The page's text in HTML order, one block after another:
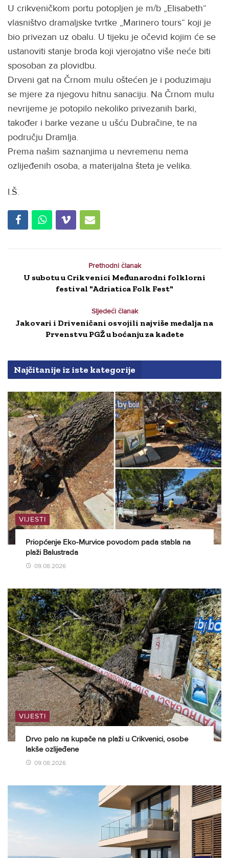
U crikveničkom portu potopljen je m/b „Elisabeth“
vlasništvo dramaljske tvrtke „Marinero tours“ koji je
bio privezan uz obalu. U tijeku je očevid kojim će se
ustanoviti stanje broda koji vjerojatno više neće biti
sposoban za plovidbu.
Drveni gat na Črnom mulu oštećen je i poduzimaju
se mjere za njegovu hitnu sanaciju. Na Črnom mulu
nevrijeme je potopilo nekoliko privezanih barki,
također i barke vezane u ušću Dubračine, te na
području Dramlja.
Prema našim saznanjima u nevremenu nema
ozlijeđenih osoba, a materijalna šteta je velika.
I.Š.
Prethodni članak
U subotu u Crikvenici Međunarodni folklorni
festival "Adriatica Folk Fest"
Sljedeći članak
Jakovari i Driveničani osvojili najviše medalja na
Prvenstvu PGŽ u boćanju za kadete
Najčitanije iz iste kategorije
VIJESTI
Priopćenje Eko-Murvice povodom pada stabla na
plaži Balustrada
09.08.2026
VIJESTI
Drvo palo na kupače na plaži u Crikvenici, osobe
lakše ozlijeđene
09.08.2026